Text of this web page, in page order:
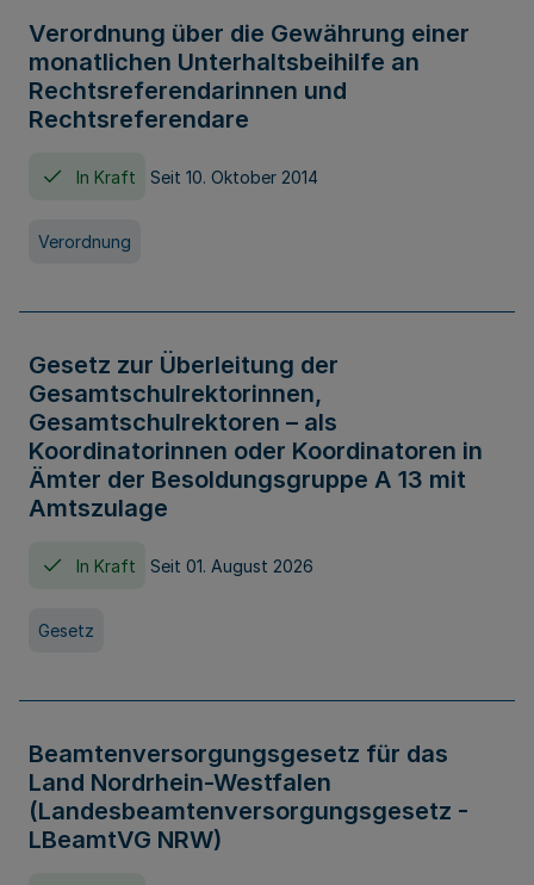
Verordnung über die Gewährung einer
monatlichen Unterhaltsbeihilfe an
Rechtsreferendarinnen und
Rechtsreferendare
In Kraft Seit 10. Oktober 2014
Verordnung
Gesetz zur Überleitung der
Gesamtschulrektorinnen,
Gesamtschulrektoren – als
Koordinatorinnen oder Koordinatoren in
Ämter der Besoldungsgruppe A 13 mit
Amtszulage
In Kraft Seit 01. August 2026
Gesetz
Beamtenversorgungsgesetz für das
Land Nordrhein-Westfalen
(Landesbeamtenversorgungsgesetz -
LBeamtVG NRW)